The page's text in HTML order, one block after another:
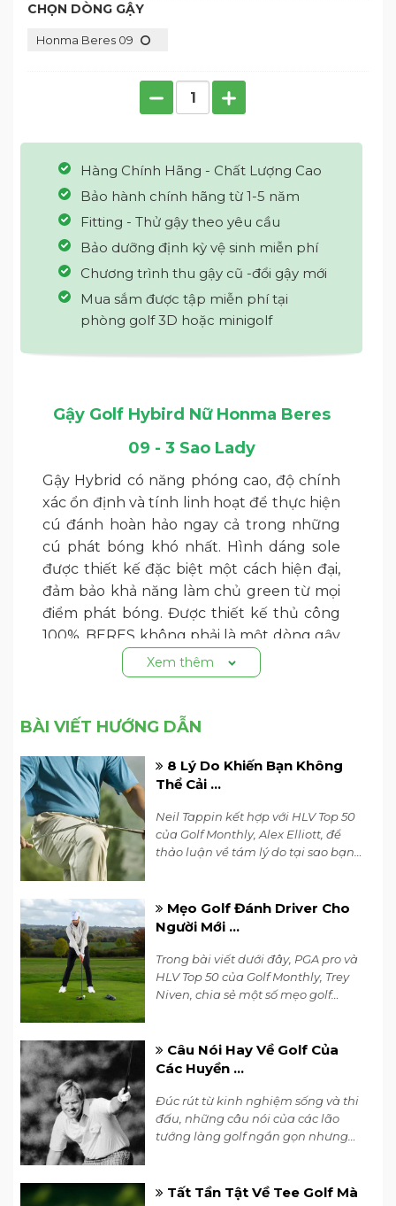
CHỌN DÒNG GẬY
Honma Beres 09
Hàng Chính Hãng - Chất Lượng Cao
Bảo hành chính hãng từ 1-5 năm
Fitting - Thử gậy theo yêu cầu
Bảo dưỡng định kỳ vệ sinh miễn phí
Chương trình thu gậy cũ -đổi gậy mới
Mua sắm được tập miễn phí tại
phòng golf 3D hoặc minigolf
Gậy Golf Hybird Nữ Honma Beres
09 - 3 Sao Lady
Gậy Hybrid có năng phóng cao, độ chính
xác ổn định và tính linh hoạt để thực hiện
cú đánh hoàn hảo ngay cả trong những
cú phát bóng khó nhất. Hình dáng sole
được thiết kế đặc biệt một cách hiện đại,
đảm bảo khả năng làm chủ green từ mọi
điểm phát bóng. Được thiết kế thủ công
100%, BERES không phải là một dòng gậy
golf bình thường - đây là một kiệt tác.
Tungsten Nickel Weight
Đem đến những cú đánh cao tuyệt
đẹp. Giảm độ lệch bằng cách đặt phần
weight nặng 14g (đi kèm vít) ở back heel,
giúp cú đánh có lực va chạm và quỹ đạo
cao hơn.
Uneven Thickness Face and Crown
Với mặt gậy và crown được thiết kế độ
dày không đồng đều, golfer có thể giải
cú đánh. Các nghệ nhân Takumi của
Xem thêm
BÀI VIẾT HƯỚNG DẪN
8 Lý Do Khiến Bạn Không
Thể Cải ...
Neil Tappin kết hợp với HLV Top 50
của Golf Monthly, Alex Elliott, để
thảo luận về tám lý do tại sao bạn
Mẹo Golf Đánh Driver Cho
Người Mới ...
Trong bài viết dưới đây, PGA pro và
HLV Top 50 của Golf Monthly, Trey
Niven, chia sẻ một số mẹo golf
biến.
Câu Nói Hay Về Golf Của
Các Huyền ...
Đúc rút từ kinh nghiệm sống và thi
đấu, những câu nói của các lão
tướng làng golf ngắn gọn nhưng
thoại golfer ngay dưới đây.
Tất Tần Tật Về Tee Golf Mà